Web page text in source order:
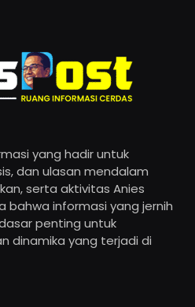
yang hadir untuk
dan ulasan mendalam
serta aktivitas Anies
bahwa informasi yang jernih
penting untuk
dinamika yang terjadi di